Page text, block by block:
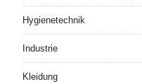
Hygienetechnik
Industrie
Kleidung